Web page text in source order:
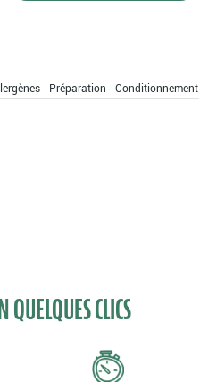
Préparation Conditionnement
QUELQUES CLICS